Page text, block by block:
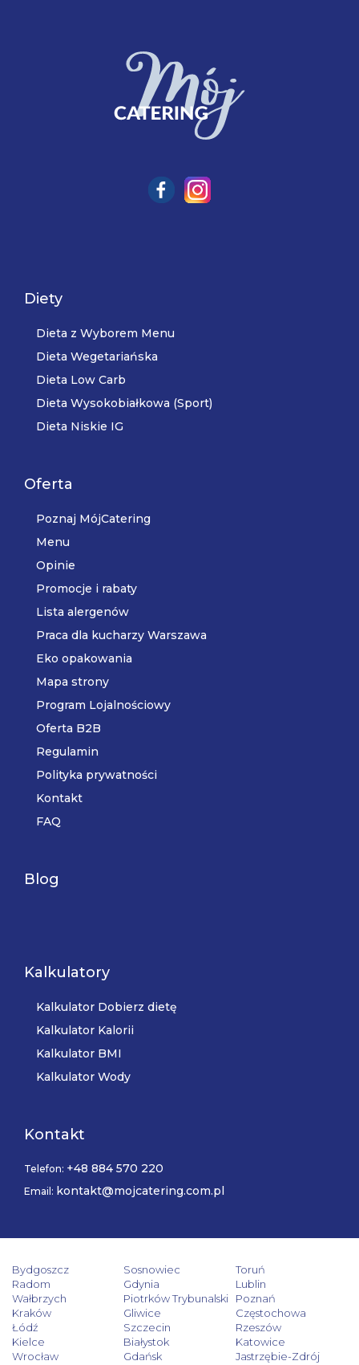
Diety
Dieta z Wyborem Menu
Dieta Wegetariańska
Dieta Low Carb
Dieta Wysokobiałkowa (Sport)
Dieta Niskie IG
Oferta
Poznaj MójCatering
Menu
Opinie
Promocje i rabaty
Lista alergenów
Praca dla kucharzy Warszawa
Eko opakowania
Mapa strony
Program Lojalnościowy
Oferta B2B
Regulamin
Polityka prywatności
Kontakt
FAQ
Blog
Kalkulatory
Kalkulator Dobierz dietę
Kalkulator Kalorii
Kalkulator BMI
Kalkulator Wody
Kontakt
Telefon: +48 884 570 220
Email: kontakt@mojcatering.com.pl
Bydgoszcz Sosnowiec
Toruń
Radom
Gdynia
Lublin
Wałbrzych
Piotrków Trybunalski
Poznań
Kraków
Gliwice
Częstochowa
Łódź
Szczecin
Rzeszów
Kielce
Białystok
Katowice
Wrocław
Gdańsk
Jastrzębie-Zdrój